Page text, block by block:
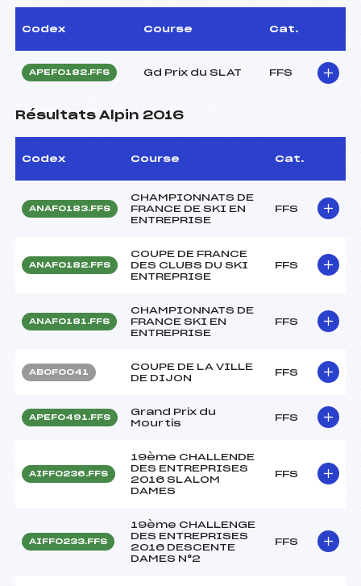
Codex Course Cat.
APEF0182.FFS Gd Prix du SLAT FFS
Résultats Alpin 2016
Codex Course Cat.
ANAF0183.FFS
CHAMPIONNATS DE
FRANCE DE SKI EN
ENTREPRISE
FFS
ANAF0182.FFS
COUPE DE FRANCE
DES CLUBS DU SKI
ENTREPRISE
FFS
ANAF0181.FFS
CHAMPIONNATS DE
FRANCE SKI EN
ENTREPRISE
FFS
ABOF0041
COUPE DE LA VILLE
DE DIJON
FFS
APEF0491.FFS
Grand Prix du
Mourtis
FFS
AIFF0236.FFS
19ème CHALLENDE
DES ENTREPRISES
2016 SLALOM
DAMES
FFS
AIFF0233.FFS
19ème CHALLENGE
DES ENTREPRISES
2016 DESCENTE
DAMES N°2
FFS